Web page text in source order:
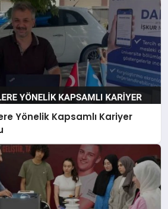
Yönelik Kapsamlı Kariyer